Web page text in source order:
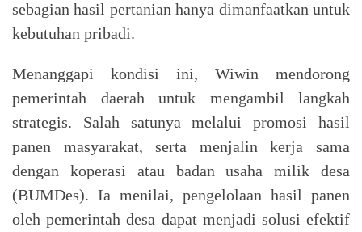
sebagian hasil pertanian hanya dimanfaatkan untuk
kebutuhan pribadi.
Menanggapi kondisi ini, Wiwin mendorong
pemerintah daerah untuk mengambil langkah
strategis. Salah satunya melalui promosi hasil
panen masyarakat, serta menjalin kerja sama
dengan koperasi atau badan usaha milik desa
(BUMDes). Ia menilai, pengelolaan hasil panen
oleh pemerintah desa dapat menjadi solusi efektif